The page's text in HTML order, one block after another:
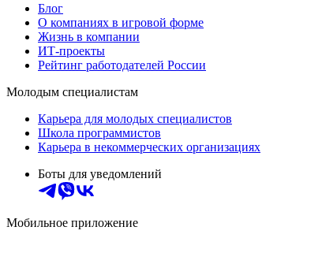
Блог
О компаниях в игровой форме
Жизнь в компании
ИТ-проекты
Рейтинг работодателей России
Молодым специалистам
Карьера для молодых специалистов
Школа программистов
Карьера в некоммерческих организациях
Боты для уведомлений
Мобильное приложение